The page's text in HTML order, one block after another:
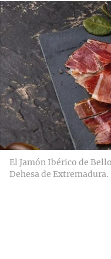
El Jamón Ibérico de
Dehesa de Extremadura.